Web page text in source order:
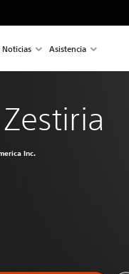
Noticias Asistencia
Inc.